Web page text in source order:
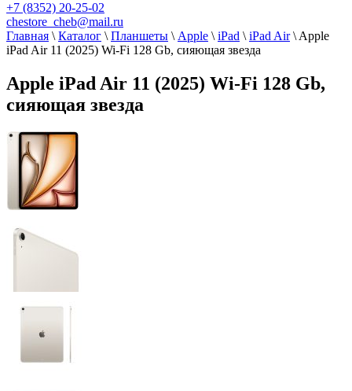
+7 (8352) 20-25-02
chestore_cheb@mail.ru
Главная \ Каталог \ Планшеты \ Apple \ iPad \ iPad Air\ Apple
iPad Air 11 (2025) Wi-Fi 128 Gb, сияющая звезда
Apple iPad Air 11 (2025) Wi-Fi 128 Gb,
сияющая звезда